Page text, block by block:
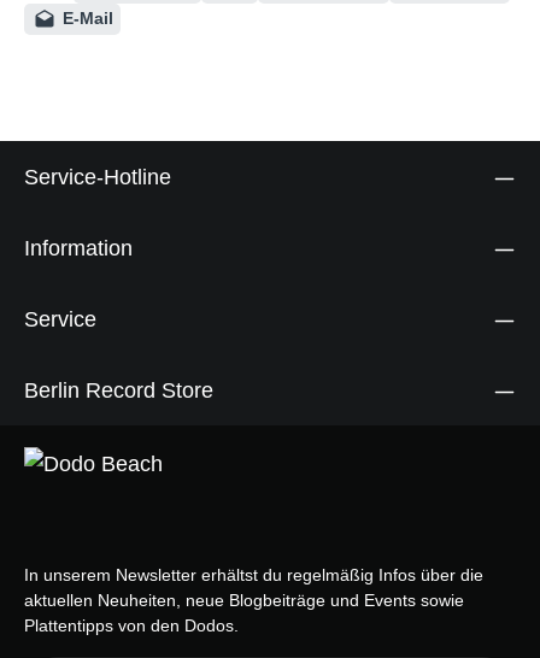
E-Mail
Service-Hotline
Information
Service
Berlin Record Store
In unserem Newsletter erhältst du regelmäßig Infos über die
aktuellen Neuheiten, neue Blogbeiträge und Events sowie
Plattentipps von den Dodos.